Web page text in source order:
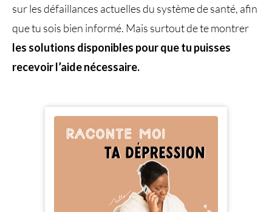
sur les défaillances actuelles du système de santé, afin
que tu sois bien informé. Mais surtout de te montrer
les solutions disponibles pour que tu puisses
recevoir l’aide nécessaire.